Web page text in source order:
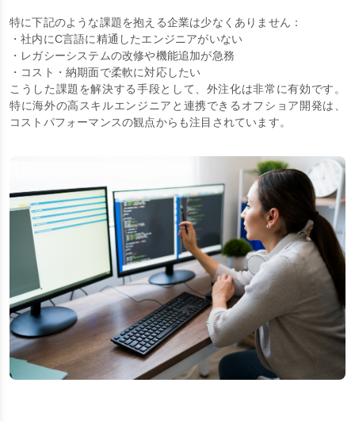
特に下記のような課題を抱える企業は少なくありません：
・社内にC言語に精通したエンジニアがいない
・レガシーシステムの改修や機能追加が急務
・コスト・納期面で柔軟に対応したい
こうした課題を解決する手段として、外注化は非常に有効です。
特に海外の高スキルエンジニアと連携できるオフショア開発は、
コストパフォーマンスの観点からも注目されています。